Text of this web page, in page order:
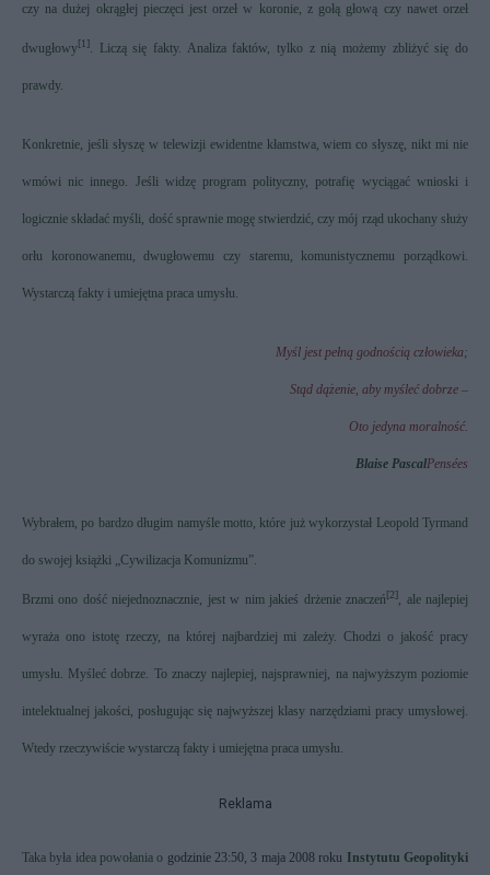
czy na dużej okrągłej pieczęci jest orzeł w koronie, z gołą głową czy nawet orzeł
dwugłowy[1]. Liczą się fakty. Analiza faktów, tylko z nią możemy zbliżyć się do
prawdy.
Konkretnie, jeśli słyszę w telewizji ewidentne kłamstwa, wiem co słyszę, nikt mi nie
wmówi nic innego. Jeśli widzę program polityczny, potrafię wyciągać wnioski i
logicznie składać myśli, dość sprawnie mogę stwierdzić, czy mój rząd ukochany służy
orłu koronowanemu, dwugłowemu czy staremu, komunistycznemu porządkowi.
Wystarczą fakty i umiejętna praca umysłu.
Myśl jest pełną godnością człowieka;
Stąd dążenie, aby myśleć dobrze –
Oto jedyna moralność.
Blaise PascalPensées
Wybrałem, po bardzo długim namyśle motto, które już wykorzystał Leopold Tyrmand
do swojej książki „Cywilizacja Komunizmu”.
Brzmi ono dość niejednoznacznie, jest w nim jakieś drżenie znaczeń[2], ale najlepiej
wyraża ono istotę rzeczy, na której najbardziej mi zależy. Chodzi o jakość pracy
umysłu. Myśleć dobrze. To znaczy najlepiej, najsprawniej, na najwyższym poziomie
intelektualnej jakości, posługując się najwyższej klasy narzędziami pracy umysłowej.
Wtedy rzeczywiście wystarczą fakty i umiejętna praca umysłu.
Reklama
Taka była idea powołania o godzinie 23:50, 3 maja 2008 roku Instytutu Geopolityki